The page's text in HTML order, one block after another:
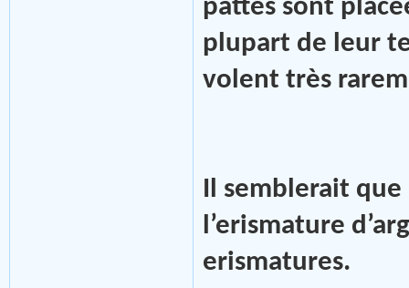
pattes sont
plupart de leur
volent très
Il semblerait que
l’erismature
erismatures.